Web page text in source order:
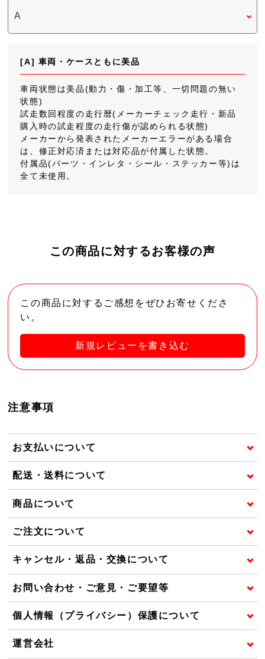
[A] 車両・ケースともに美品
車両状態は美品(動力・傷・加工等、一切問題の無い
状態)
試走数回程度の走行暦(メーカーチェック走行・新品
購入時の試走程度の走行傷が認められる状態)
メーカーから発表されたメーカーエラーがある場合
は、修正対応済または対応品が付属した状態。
付属品(パーツ・インレタ・シール・ステッカー等)は
全て未使用。
この商品に対するお客様の声
この商品に対するご感想をぜひお寄せくださ
い。
新規レビューを書き込む
注意事項
お支払いについて
配送・送料について
商品について
ご注文について
キャンセル・返品・交換について
お問い合わせ・ご意見・ご要望等
個人情報（プライバシー）保護について
運営会社